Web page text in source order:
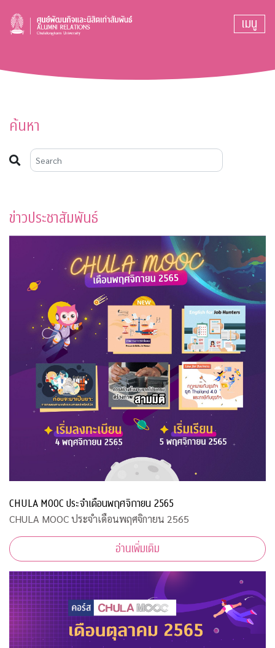
เมนู
ค้นหา
ข่าวประชาสัมพันธ์
CHULA MOOC ประจำเดือนพฤศจิกายน 2565
CHULA MOOC ประจำเดือนพฤศจิกายน 2565
อ่านเพิ่มเติม